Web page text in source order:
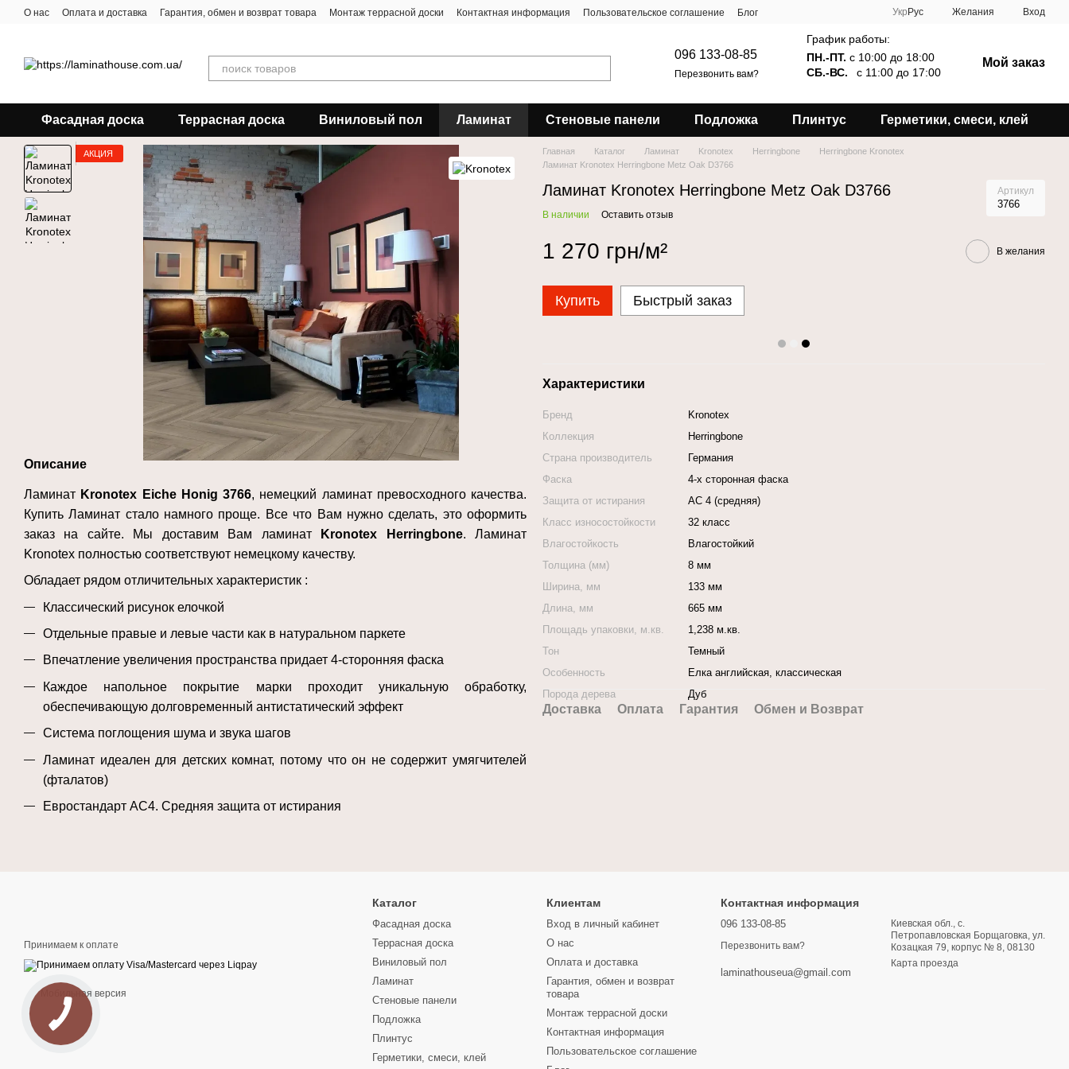
Перейти к основному контенту
О нас Оплата и доставка Гарантия, обмен и возврат товара Монтаж террасной доски Контактная информация Пользовательское соглашение Блог Укр Рус Желания Вход
096 133-08-85
Перезвонить вам?
График работы:
ПН.-ПТ. с 10:00 до 18:00
СБ.-ВС.
с 11:00 до 17:00
Мой заказ
Фасадная доска Террасная доска Виниловый пол Ламинат Стеновые панели Подложка Плинтус Герметики, смеси, клей
АКЦИЯ
Описание
Ламинат Kronotex Eiche Honig 3766, немецкий ламинат превосходного качества.
Купить Ламинат стало намного проще. Все что Вам нужно сделать, это оформить
заказ на сайте. Мы доставим Вам ламинат
Kronotex Herringbone. Ламинат
Kronotex полностью соответствуют немецкому качеству.
Обладает рядом отличительных характеристик :
Классический рисунок елочкой
Отдельные правые и левые части как в натуральном паркете
Впечатление увеличения пространства придает 4-сторонняя фаска
Каждое напольное покрытие марки проходит уникальную обработку,
обеспечивающую долговременный антистатический эффект
Система поглощения шума и звука шагов
Ламинат идеален для детских комнат, потому что он не содержит умягчителей
(фталатов)
Евростандарт AC4. Средняя защита от истирания
Главная Каталог Ламинат Kronotex Herringbone
Herringbone Kronotex
Ламинат Kronotex Herringbone Metz Oak D3766
Ламинат Kronotex Herringbone Metz Oak D3766 Артикул
3766
В наличии Оставить отзыв
1 270 грн/м² В желания
Купить Быстрый заказ
Характеристики
Бренд
Kronotex
Коллекция
Herringbone
Страна производитель
Германия
Фаска
4-х сторонная фаска
Защита от истирания
АС 4 (средняя)
Класс износостойкости
32 класс
Влагостойкость
Влагостойкий
Толщина (мм)
8 мм
Ширина, мм
133 мм
Длина, мм
665 мм
Площадь упаковки, м.кв.
1,238 м.кв.
Тон
Темный
Особенность
Елка английская, классическая
Порода дерева
Дуб
Доставка Оплата Гарантия Обмен и Возврат
Принимаем к оплате
Мобильная версия
Каталог
Фасадная доска
Террасная доска
Виниловый пол
Ламинат
Стеновые панели
Подложка
Плинтус
Герметики, смеси, клей
Клиентам
Вход в личный кабинет
О нас
Оплата и доставка
Гарантия, обмен и возврат
товара
Монтаж террасной доски
Контактная информация
Пользовательское соглашение
Контактная информация
096 133-08-85
Перезвонить вам?
laminathouseua@gmail.com
Киевская обл., с.
Петропавловская Борщаговка, ул.
Козацкая 79, корпус № 8, 08130
Карта проезда